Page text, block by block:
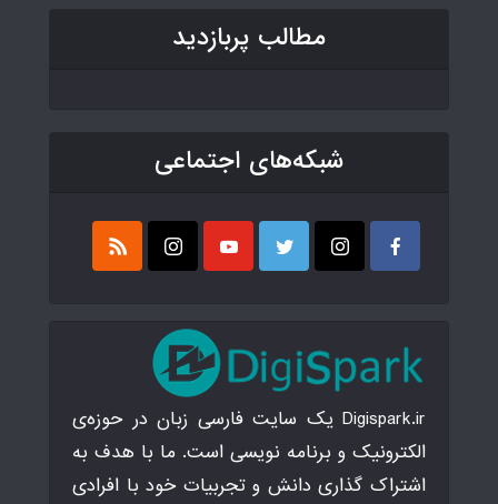
مطالب پربازدید
شبکه‌های اجتماعی
Digispark.ir یک سایت فارسی زبان در حوزه‌ی
الکترونیک و برنامه نویسی است. ما با هدف به
اشتراک گذاری دانش و تجربیات خود با افرادی